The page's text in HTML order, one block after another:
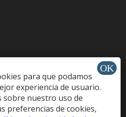
para que podamos
experiencia de usuario.
sobre nuestro uso de
preferencias de cookies,